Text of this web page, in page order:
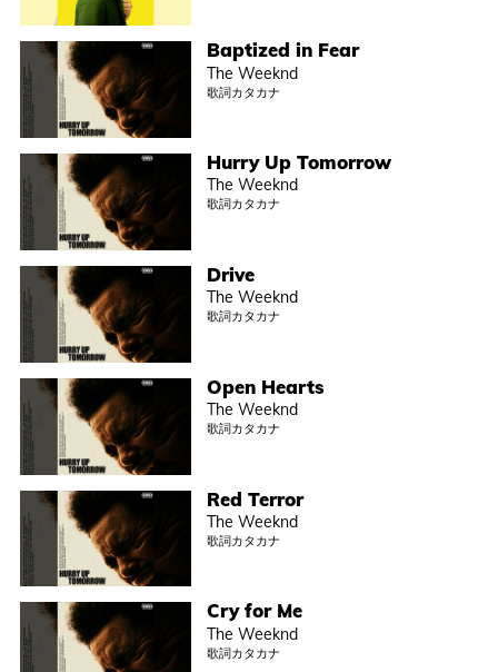
Baptized in Fear
The Weeknd
歌詞カタカナ
Hurry Up Tomorrow
The Weeknd
歌詞カタカナ
Drive
The Weeknd
歌詞カタカナ
Open Hearts
The Weeknd
歌詞カタカナ
Red Terror
The Weeknd
歌詞カタカナ
Cry for Me
The Weeknd
歌詞カタカナ